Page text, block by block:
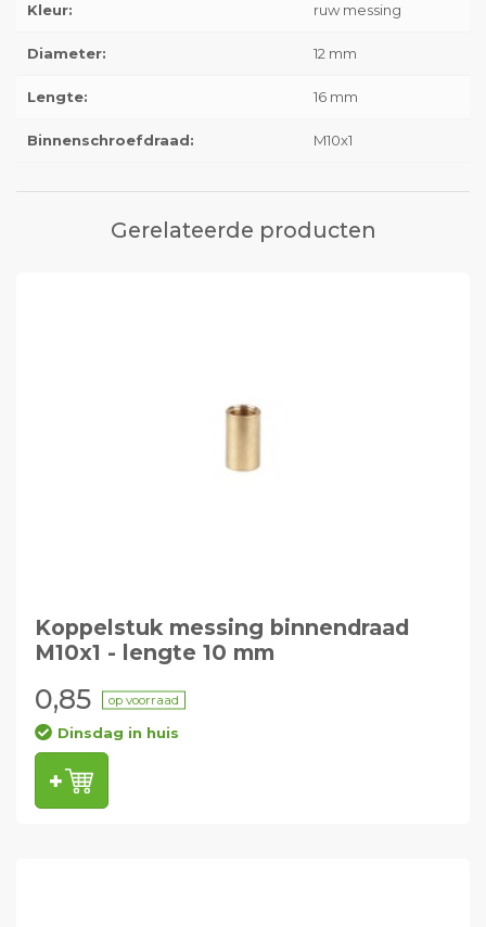
Kleur: ruw messing
Diameter: 12 mm
Lengte: 16 mm
Binnenschroefdraad: M10x1
Gerelateerde producten
Koppelstuk messing binnendraad
M10x1 - lengte 10 mm
0,85 op voorraad
Dinsdag in huis